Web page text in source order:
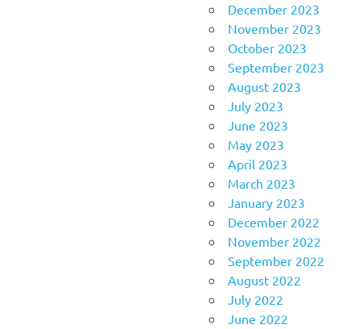
December 2023
November 2023
October 2023
September 2023
August 2023
July 2023
June 2023
May 2023
April 2023
March 2023
January 2023
December 2022
November 2022
September 2022
August 2022
July 2022
June 2022